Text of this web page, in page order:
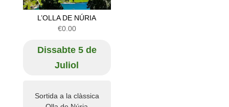
L’OLLA DE NÚRIA
€0.00
Dissabte 5 de
Juliol
Sortida a la clàssica